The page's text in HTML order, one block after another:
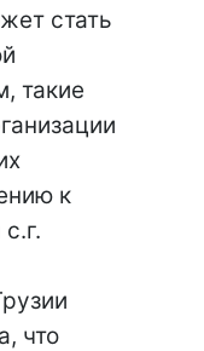
стать
такие
к
что